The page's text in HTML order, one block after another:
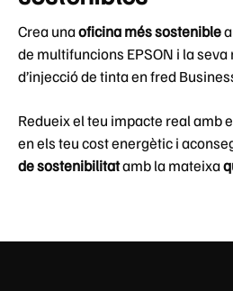
Crea unaoficina més sostenible
de multifuncions EPSON i la
d’injecció de tinta en fred
Redueix el teu impacte real amb
en els teu cost energètic i
de sostenibilitatamb la mateixa